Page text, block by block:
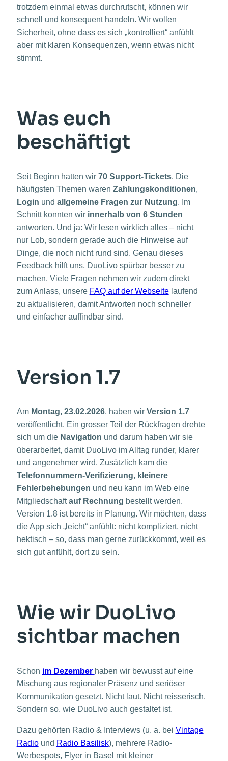
trotzdem einmal etwas durchrutscht, können wir
schnell und konsequent handeln. Wir wollen
Sicherheit, ohne dass es sich „kontrolliert“ anfühlt
aber mit klaren Konsequenzen, wenn etwas nicht
stimmt.
Was euch
beschäftigt
Seit Beginn hatten wir 70 Support-Tickets. Die
häufigsten Themen waren Zahlungskonditionen,
Login und allgemeine Fragen zur Nutzung. Im
Schnitt konnten wir innerhalb von 6 Stunden
antworten. Und ja: Wir lesen wirklich alles – nicht
nur Lob, sondern gerade auch die Hinweise auf
Dinge, die noch nicht rund sind. Genau dieses
Feedback hilft uns, DuoLivo spürbar besser zu
machen. Viele Fragen nehmen wir zudem direkt
zum Anlass, unsere FAQ auf der Webseitelaufend
zu aktualisieren, damit Antworten noch schneller
und einfacher auffindbar sind.
Version 1.7
Am Montag, 23.02.2026, haben wir Version 1.7
veröffentlicht. Ein grosser Teil der Rückfragen drehte
sich um die Navigation und darum haben wir sie
überarbeitet, damit DuoLivo im Alltag runder, klarer
und angenehmer wird. Zusätzlich kam die
Telefonnummern-Verifizierung, kleinere
Fehlerbehebungen und neu kann im Web eine
Mitgliedschaftauf Rechnung bestellt werden.
Version 1.8 ist bereits in Planung. Wir möchten, dass
die App sich „leicht“ anfühlt: nicht kompliziert, nicht
hektisch – so, dass man gerne zurückkommt, weil es
sich gut anfühlt, dort zu sein.
Wie wir DuoLivo
sichtbar machen
Schon im Dezember haben wir bewusst auf eine
Mischung aus regionaler Präsenz und seriöser
Kommunikation gesetzt. Nicht laut. Nicht reisserisch.
Sondern so, wie DuoLivo auch gestaltet ist.
Dazu gehörten Radio & Interviews (u. a. bei Vintage
Radiound Radio Basilisk), mehrere Radio-
Werbespots, Flyer in Basel mit kleiner